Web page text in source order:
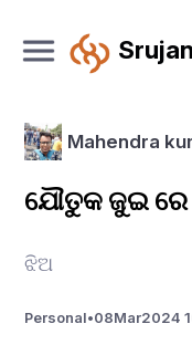
Mahendra
ଯୌତୁକ ଜୁଇ
ଝିଅ
Personal•08Mar2024